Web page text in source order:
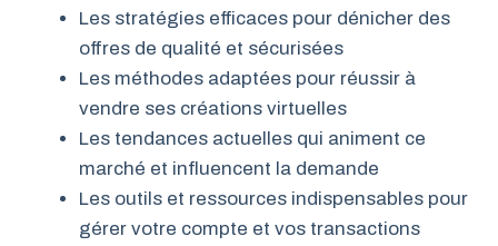
Les stratégies efficaces pour dénicher des
offres de qualité et sécurisées
Les méthodes adaptées pour réussir à
vendre ses créations virtuelles
Les tendances actuelles qui animent ce
marché et influencent la demande
Les outils et ressources indispensables pour
gérer votre compte et vos transactions